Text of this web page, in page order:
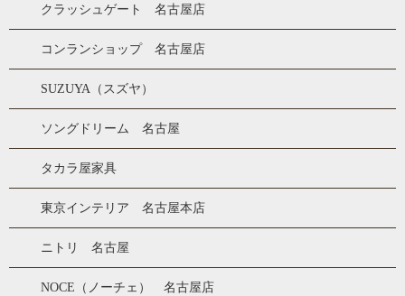
クラッシュゲート 名古屋店
コンランショップ 名古屋店
SUZUYA（スズヤ）
ソングドリーム 名古屋
タカラ屋家具
東京インテリア 名古屋本店
ニトリ 名古屋
NOCE（ノーチェ） 名古屋店